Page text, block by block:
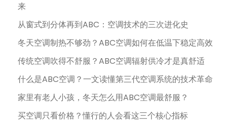
来
从窗式到分体再到ABC：空调技术的三次进化史
冬天空调制热不够劲？ABC空调如何在低温下稳定高效
传统空调吹得不舒服？ABC空调辐射供冷才是真舒适
什么是ABC空调？一文读懂第三代空调系统的技术革命
家里有老人小孩，冬天怎么用ABC空调最舒服？
买空调只看价格？懂行的人会看这三个核心指标